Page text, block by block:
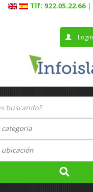
Tlf: 922.05.22.66 |
Login